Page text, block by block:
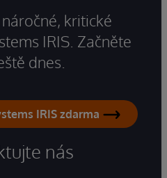
kritické
IRIS. Začněte
dnes.
IRIS zdarma
nás